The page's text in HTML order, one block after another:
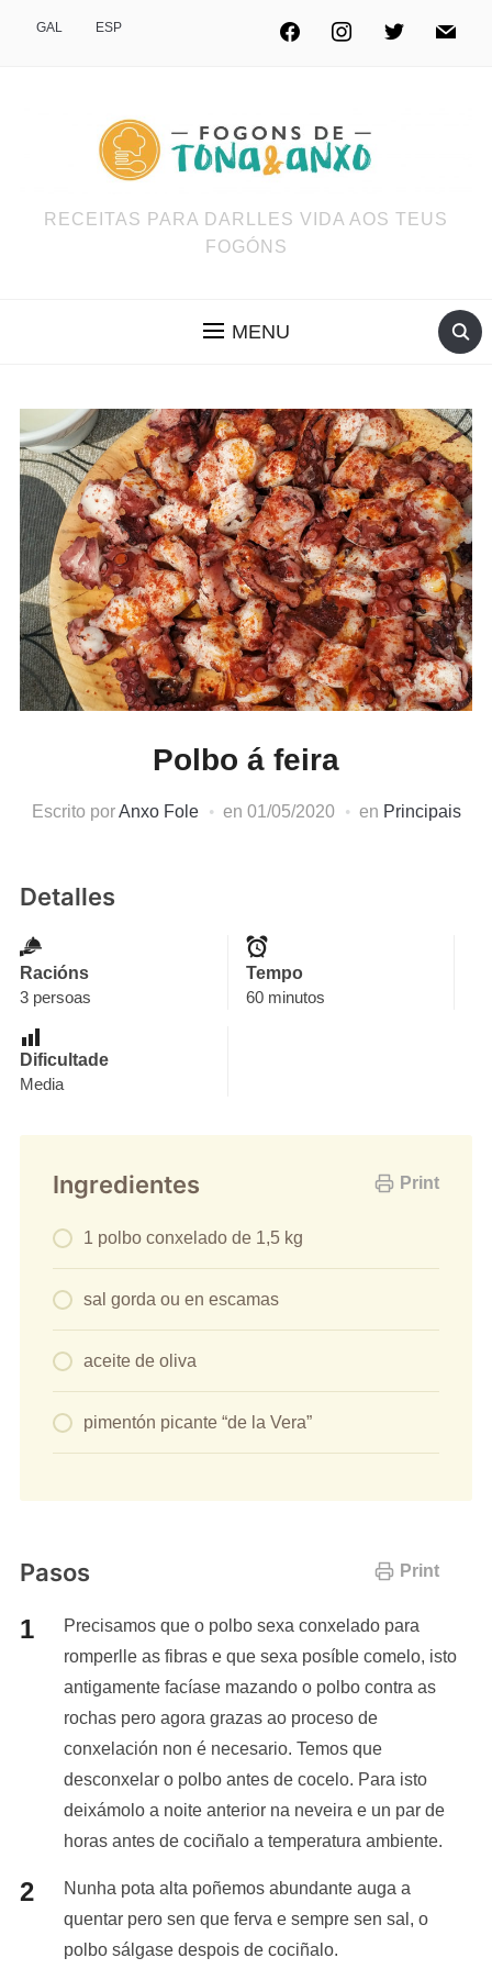
GAL ESP
RECEITAS PARA DARLLES VIDA AOS TEUS
FOGÓNS
MENU
Polbo á feira
Escrito porAnxo Fole en 01/05/2020 en Principais
Detalles
Racións
3 persoas
Tempo
60 minutos
Dificultade
Media
Print
Ingredientes
1 polbo conxelado de 1,5 kg
sal gorda ou en escamas
aceite de oliva
pimentón picante “de la Vera”
Print
Pasos
Precisamos que o polbo sexa conxelado para
romperlle as fibras e que sexa posíble comelo, isto
antigamente facíase mazando o polbo contra as
rochas pero agora grazas ao proceso de
conxelación non é necesario. Temos que
desconxelar o polbo antes de cocelo. Para isto
deixámolo a noite anterior na neveira e un par de
horas antes de cociñalo a temperatura ambiente.
Nunha pota alta poñemos abundante auga a
quentar pero sen que ferva e sempre sen sal, o
polbo sálgase despois de cociñalo.